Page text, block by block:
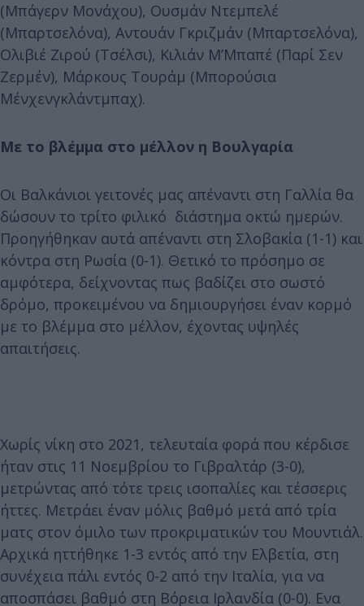
(Μπάγερν Μονάχου), Ουσμάν Ντεμπελέ
(Μπαρτσελόνα), Αντουάν Γκριζμάν (Μπαρτσελόνα),
Ολιβιέ Ζιρού (Τσέλσι), Κιλιάν M’Mπαπέ (Παρί Σεν
Ζερμέν), Μάρκους Τουράμ (Μπορούσια
Μένχενγκλάντμπαχ).
Με το βλέμμα στο μέλλον η Βουλγαρία
Οι Βαλκάνιοι γειτονές μας απέναντι στη Γαλλία θα
δώσουν το τρίτο φιλικό διάστημα οκτώ ημερών.
Προηγήθηκαν αυτά απέναντι στη Σλοβακία (1-1) και
κόντρα στη Ρωσία (0-1). Θετικό το πρόσημο σε
αμφότερα, δείχνοντας πως βαδίζει στο σωστό
δρόμο, προκειμένου να δημιουργήσει έναν κορμό
με το βλέμμα στο μέλλον, έχοντας υψηλές
απαιτήσεις.
Χωρίς νίκη στο 2021, τελευταία φορά που κέρδισε
ήταν στις 11 Νοεμβρίου το Γιβραλτάρ (3-0),
μετρώντας από τότε τρεις ισοπαλίες και τέσσερις
ήττες. Μετράει έναν μόλις βαθμό μετά από τρία
ματς στον όμιλο των προκριματικών του Μουντιάλ.
Αρχικά ηττήθηκε 1-3 εντός από την Ελβετία, στη
συνέχεια πάλι εντός 0-2 από την Ιταλία, για να
αποσπάσει βαθμό στη Βόρεια Ιρλανδία (0-0). Ενα